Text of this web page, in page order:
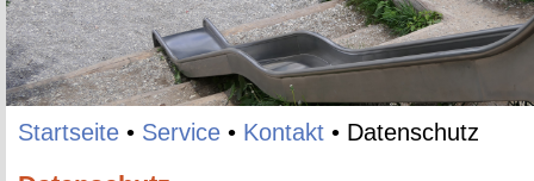
Start­sei­te • Ser­vice • Kon­takt • Da­ten­schutz